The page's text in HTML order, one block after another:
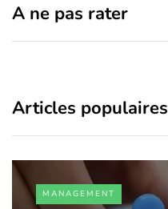
A ne pas rater
Articles populaires
MANAGEMENT